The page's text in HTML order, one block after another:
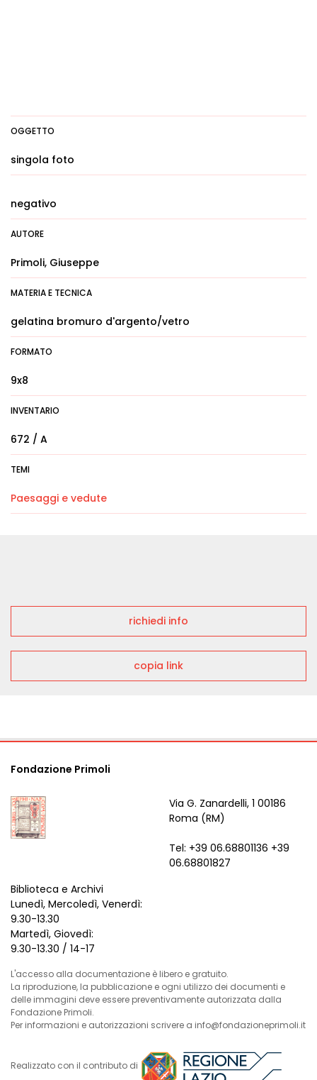
OGGETTO
singola foto
negativo
AUTORE
Primoli, Giuseppe
MATERIA E TECNICA
gelatina bromuro d'argento/vetro
FORMATO
9x8
INVENTARIO
672 / A
TEMI
Paesaggi e vedute
richiedi info
copia link
Fondazione Primoli
Via G. Zanardelli, 1 00186
Roma (RM)
Tel: +39 06.68801136 +39
06.68801827
Biblioteca e Archivi
Lunedì, Mercoledì, Venerdì:
9.30-13.30
Martedì, Giovedì:
9.30-13.30 / 14-17
L'accesso alla documentazione è libero e gratuito.
La riproduzione, la pubblicazione e ogni utilizzo dei documenti e
delle immagini deve essere preventivamente autorizzata dalla
Fondazione Primoli.
Per informazioni e autorizzazioni scrivere a info@fondazioneprimoli.it
Realizzato con il contributo di